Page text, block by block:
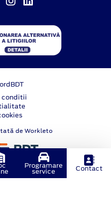
conditii
de Workleto
Programare
service Contact